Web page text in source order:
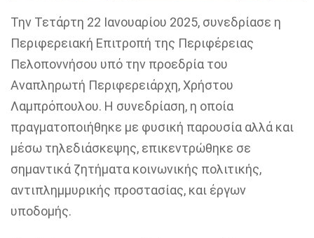
Την Τετάρτη 22 Ιανουαρίου 2025, συνεδρίασε η
Περιφερειακή Επιτροπή της Περιφέρειας
Πελοποννήσου υπό την προεδρία του
Αναπληρωτή Περιφερειάρχη, Χρήστου
Λαμπρόπουλου. Η συνεδρίαση, η οποία
πραγματοποιήθηκε με φυσική παρουσία αλλά και
μέσω τηλεδιάσκεψης, επικεντρώθηκε σε
σημαντικά ζητήματα κοινωνικής πολιτικής,
αντιπλημμυρικής προστασίας, και έργων
υποδομής.